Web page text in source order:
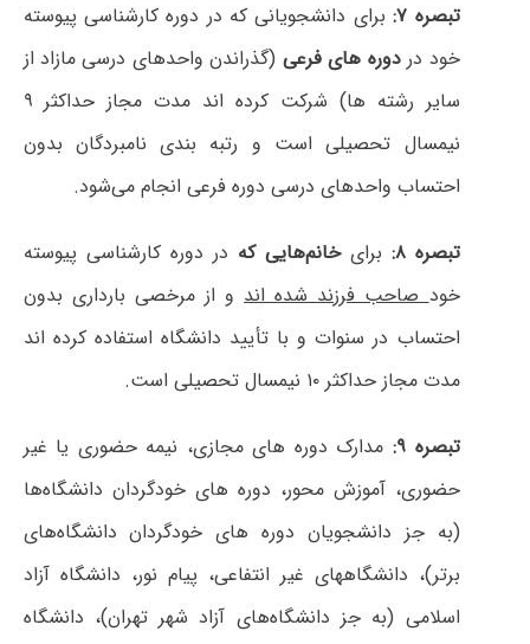
تبصره ۷:
برای دانشجویانی که در دوره کارشناسی پیوسته
خود دردوره های فرعی (گذراندن واحدهای درسی مازاد از
سایر رشته ها) شرکت کرده اند مدت مجاز حداکثر ۹
نیمسال تحصیلی است و رتبه بندی نامبردگان بدون
احتساب واحدهای درسی دوره فرعی انجام می‌شود.
تبصره ۸: برایخانم‌هایی که در دوره کارشناسی پیوسته
خودصاحب فرزند شده اندو از مرخصی بارداری بدون
احتساب در سنوات و با تأیید دانشگاه استفاده کرده اند
مدت مجاز حداکثر ۱۰ نیمسال تحصیلی است.
تبصره ۹:
مدارک دوره های مجازی، نیمه حضوری یا غیر
حضوری، آموزش محور، دوره های خودگردان دانشگاه‌ها
(به جز دانشجویان دوره های خودگردان دانشگاه‌های
برتر)، دانشگاههای غیر انتفاعی، پیام نور، دانشگاه آزاد
اسلامی (به جز دانشگاه‌های آزاد شهر تهران)، دانشگاه